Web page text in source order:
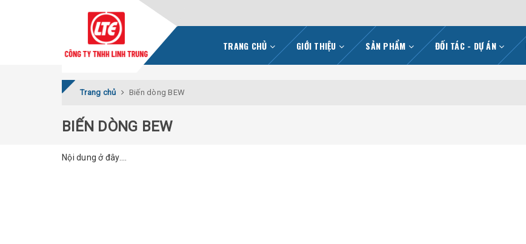
TRANG CHỦ GIỚI THIỆU SẢN PHẨM ĐỐI TÁC - DỰ ÁN
Trang chủ Biến dòng BEW
BIẾN DÒNG BEW
Nội dung ở đây....